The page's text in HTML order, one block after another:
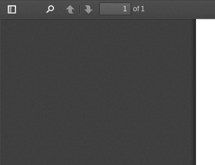
Toggle
PreviousNext
of 1